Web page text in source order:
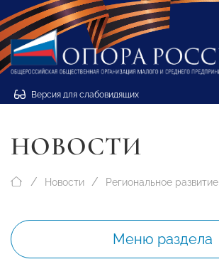
Версия для слабовидящих
НОВОСТИ
Новости Региональное развитие
Меню раздела